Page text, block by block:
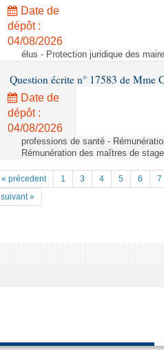
Date de
dépôt :
04/08/2026
élus - Protection juridique des
Question écrite n° 17583 de Mme
Date de
dépôt :
04/08/2026
professions de santé -
Rémunération des maîtres de
« précedent 1 3 4 5 6 7
suivant »